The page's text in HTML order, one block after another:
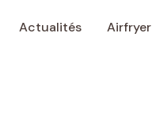
Actualités Airfryer